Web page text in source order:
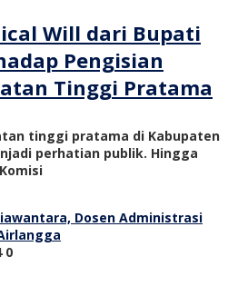
Will dari Bupati
Pengisian
Tinggi Pratama
tinggi pratama di Kabupaten
perhatian publik. Hingga
0